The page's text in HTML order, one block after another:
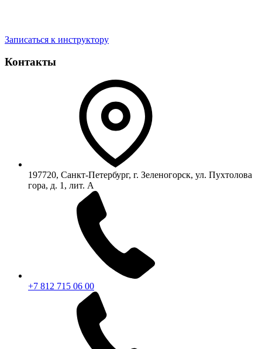
Записаться к инструктору
Контакты
197720, Санкт-Петербург, г. Зеленогорск, ул. Пухтолова
гора, д. 1, лит. А
+7 812 715 06 00